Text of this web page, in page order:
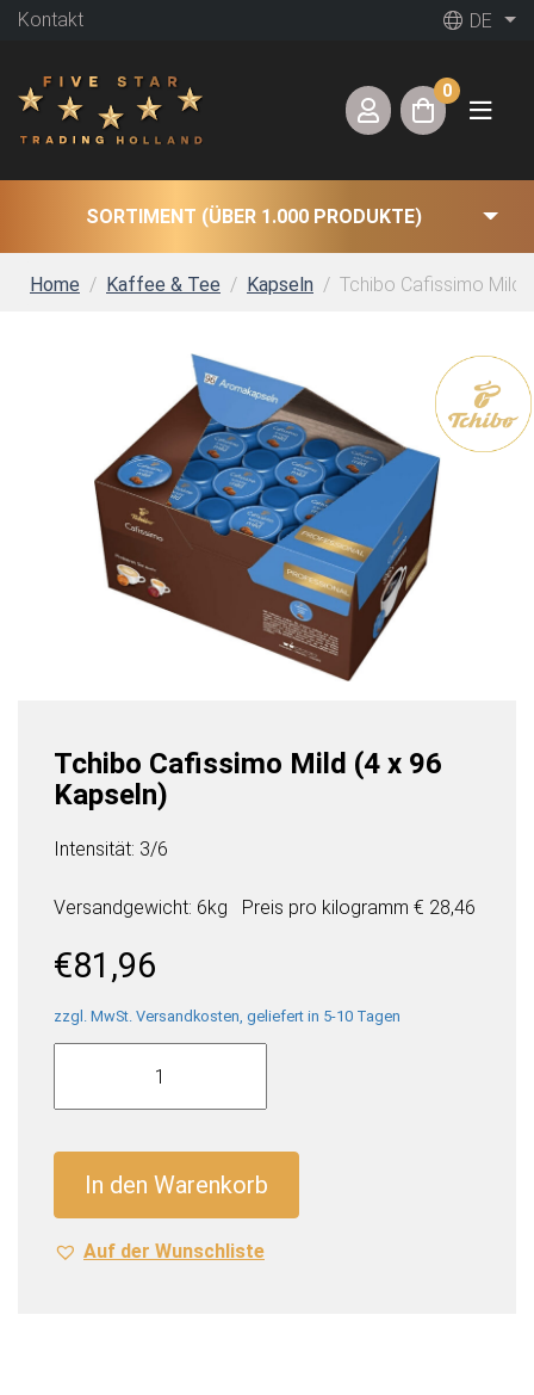
Kontakt DE
0
SORTIMENT (ÜBER 1.000 PRODUKTE)
Home Kaffee & Tee Kapseln Tchibo Cafissimo Mild
Tchibo Cafissimo Mild (4 x 96
Kapseln)
Intensität: 3/6
Versandgewicht: 6kg Preis pro kilogramm € 28,46
€81,96
zzgl. MwSt. Versandkosten, geliefert in 5-10 Tagen
Tchibo
Mild
Kapseln)
Menge
In den Warenkorb
Auf der Wunschliste